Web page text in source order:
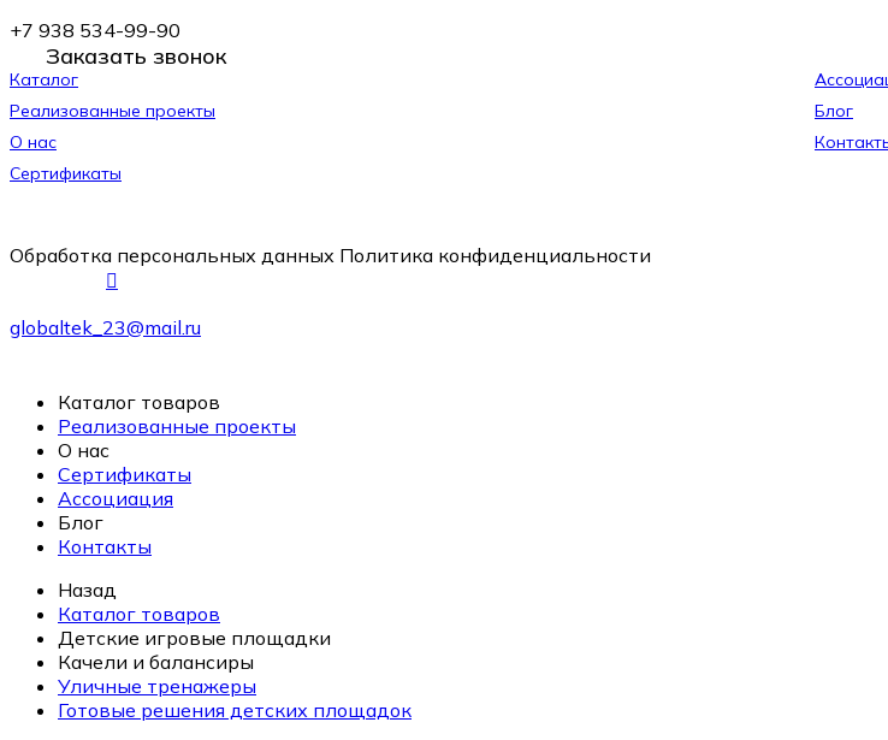
+7 938 534-99-90
Заказать звонок
Каталог
Реализованные проекты
Блог
О нас
Сертификаты
Обработка персональных данных Политика конфиденциальности
globaltek_23@mail.ru
Каталог товаров
Реализованные проекты
О нас
Сертификаты
Ассоциация
Блог
Контакты
Назад
Каталог товаров
Детские игровые площадки
Качели и балансиры
Уличные тренажеры
Готовые решения детских площадок